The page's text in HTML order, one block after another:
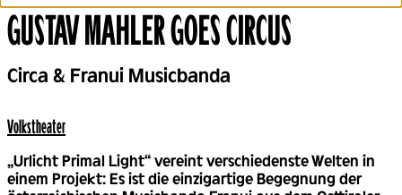
Back
GUSTAV MAHLER GOES CIRCUS
Circa & Franui Musicbanda
Volks­theater
„Urlicht Primal Light“ vereint verschiedenste Welten in
einem Projekt: Es ist die einzigartige Begegnung der